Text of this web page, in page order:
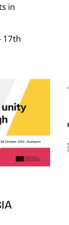
in
17th